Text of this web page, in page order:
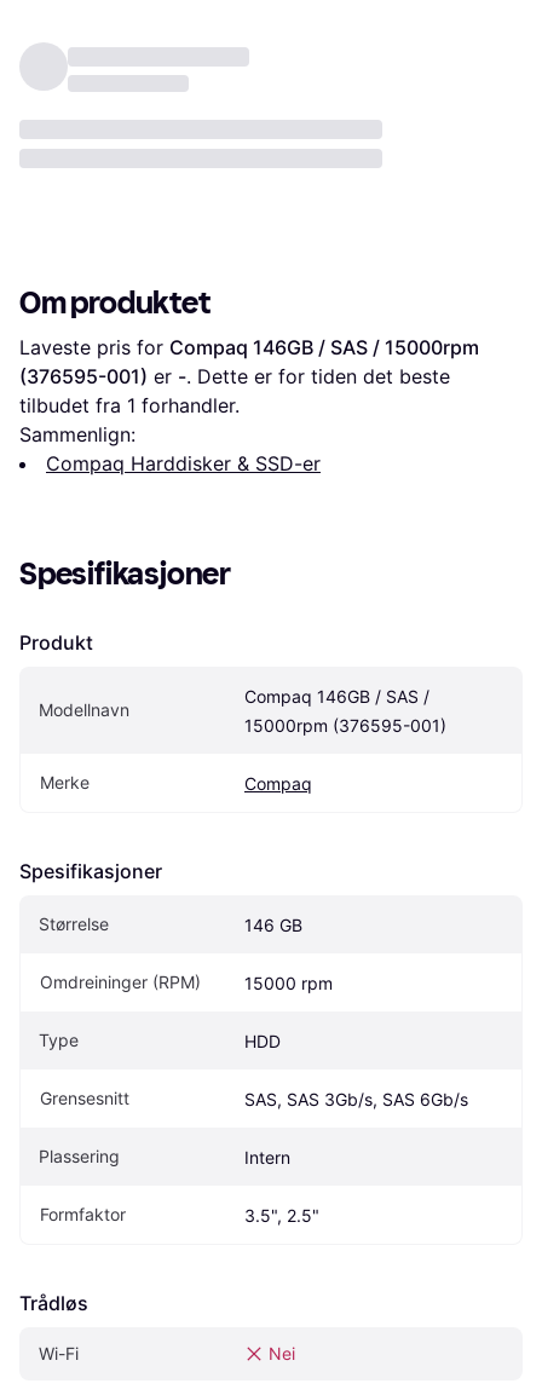
Om produktet
Laveste pris for Compaq 146GB / SAS / 15000rpm
(376595-001) er -. Dette er for tiden det beste
tilbudet fra 1 forhandler.
Sammenlign:
Compaq Harddisker & SSD-er
Spesifikasjoner
Produkt
Modellnavn
Compaq 146GB / SAS /
15000rpm (376595-001)
Merke Compaq
Spesifikasjoner
Størrelse 146 GB
Omdreininger (RPM) 15000 rpm
Type HDD
Grensesnitt SAS, SAS 3Gb/s, SAS 6Gb/s
Plassering Intern
Formfaktor 3.5", 2.5"
Trådløs
Wi-Fi Nei